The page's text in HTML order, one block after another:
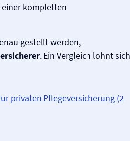
kompletten
gestellt werden,
. Ein Vergleich lohnt sich
privaten Pflege­versicherung (2